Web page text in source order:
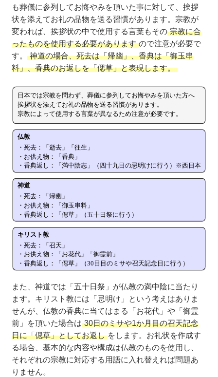
も葬儀に参列してお悔やみを頂いた事に対して、挨拶
状を添えてお礼の品物を送る習慣があります。宗教が
変われば、挨拶状の中で使用する言葉もその 宗教に合
ったものを使用する必要があります ので注意が必要で
す。 神道の場合、死去は「帰幽」、香典は「御玉串
料」、香典のお返しを「偲草」と表現します。
また、神道では「五十日祭」が仏教の満中陰に当たり
ます。キリスト教には「忌明け」という考えはありま
せんが、仏教の香典に当てはまる「お花代」や「御霊
前」を頂いた場合は 30日のミサや1か月目の召天記念
日に「偲草」としてお返し をします。お礼状を作成す
る場合、基本的な内容や構成は仏教のものを使用し、
それぞれの宗教に対応する用語に入れ替えれば問題あ
りません。